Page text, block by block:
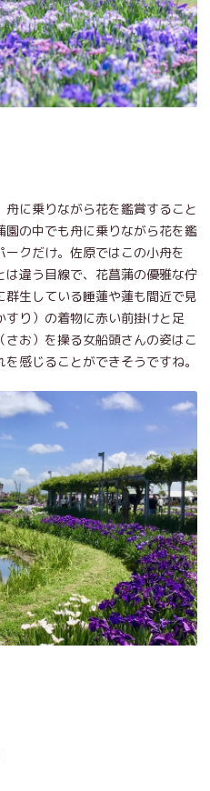
に乗りながら花を鑑賞すること
の中でも舟に乗りながら花を鑑
クだけ。佐原ではこの小舟を
は違う目線で、花菖蒲の優雅な佇
生している睡蓮や蓮も間近で見
り）の着物に赤い前掛けと足
お）を操る女船頭さんの姿はこ
感じることができそうですね。